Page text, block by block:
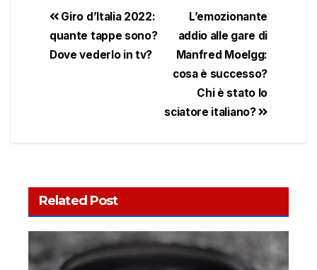
L’emozionante
addio alle gare di
Manfred Moelgg:
cosa è successo?
Chi è stato lo
sciatore italiano?
Giro d’Italia 2022:
quante tappe sono?
Dove vederlo in tv?
Related Post